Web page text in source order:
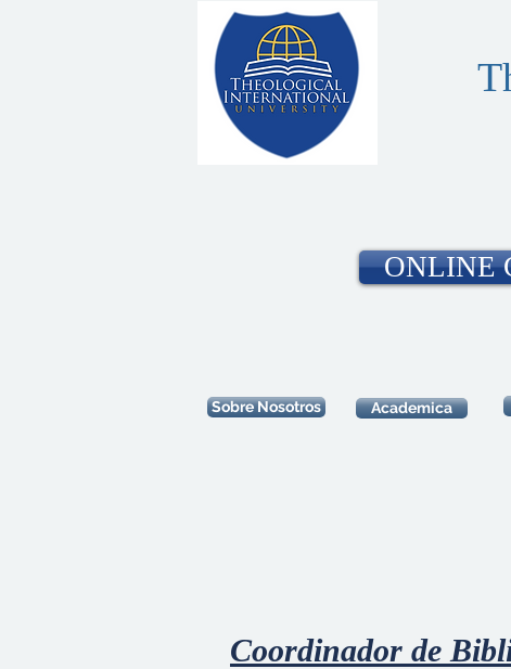
ONLINE
Sobre Nosotros Academica
Coordinador de